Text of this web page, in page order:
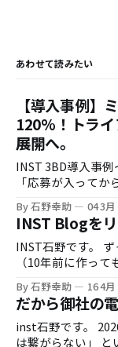
あわせて読みたい
【導入事例】
120%！トラ
展開へ。
INST 3BD導入事例イ
「応募が入って
の即時対応や、架
の属人化も起きがちです。 今回は株式
INST 3BDのトラ
経て利用範囲を拡
ー：株式会社INST 石野 導入の背景：時間外
現場の架電負荷 石野：まず、INST 3BD導入前に感じていた
課題感を教えてください。 鈴木様：人材
募が入っても連絡
By 石野幸助 04 3
INST Blogを
INST石野です。 ずっとやりたいと思っていた、旧ブログ
（10年前に作っ
通り、INSTは創業
をほとんどの集客
の昔は炎上したり
AIの登場もあって
By 石野幸助 16 4
だから御社の
inst石野です。 2026年の2月に執筆した 「だから御社の電話
は繋がらない」 という電子書籍をWebサイトで配布してい